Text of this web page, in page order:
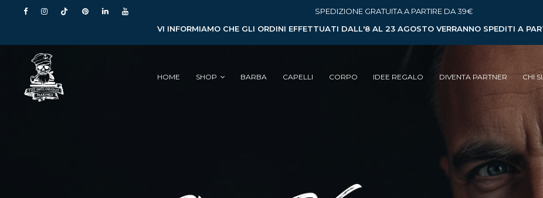
SPEDIZIONE GRATUITA A PARTIRE DA 39€
VI INFORMIAMO CHE GLI ORDINI EFFETTUATI DALL'8 AL 23 AGOSTO VERRANNO SPEDITI A
HOME SHOP BARBA CAPELLI CORPO IDEE REGALO DIVENTA PARTNER CHI